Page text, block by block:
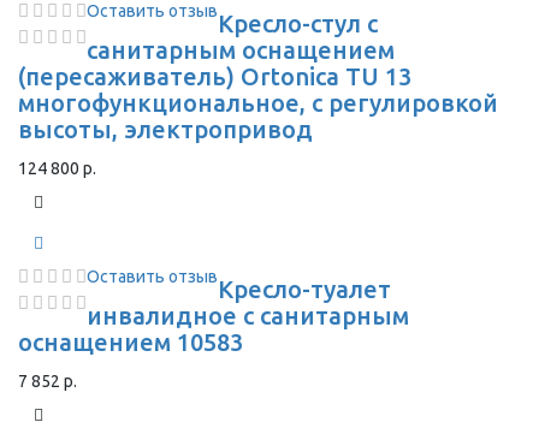
Оставить отзывКресло-стул с
санитарным оснащением
(пересаживатель) Ortonica TU 13
многофункциональное, с регулировкой
высоты, электропривод
124 800 р.
Оставить отзывКресло-туалет
инвалидное с санитарным
оснащением 10583
7 852 р.